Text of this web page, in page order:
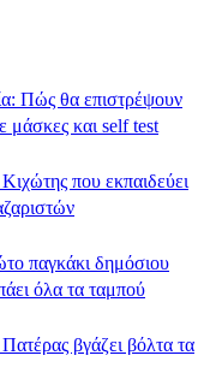
Πώς θα επιστρέψουν
μάσκες και self test
που εκπαιδεύει
παγκάκι δημόσιου
όλα τα ταμπού
βγάζει βόλτα τα